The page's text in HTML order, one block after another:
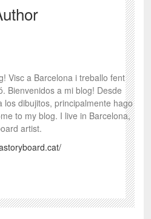
Visc a Barcelona i treballo fent
Bienvenidos a mi blog! Desde
los dibujitos, principalmente hago
to my blog. I live in Barcelona,
artist.